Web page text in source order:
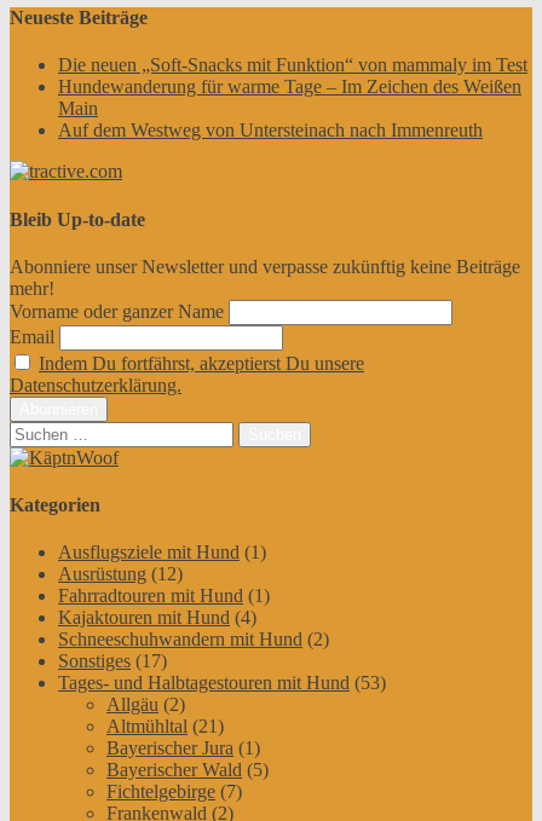
Neueste Beiträge
Die neuen „Soft-Snacks mit Funktion“ von mammaly im Test
Hundewanderung für warme Tage – Im Zeichen des Weißen
Main
Auf dem Westweg von Untersteinach nach Immenreuth
Bleib Up-to-date
Abonniere unser Newsletter und verpasse zukünftig keine Beiträge
mehr!
Vorname oder ganzer Name
Email
Indem Du fortfährst, akzeptierst Du unsere
Datenschutzerklärung.
Suchen
nach:
Kategorien
Ausflugsziele mit Hund (1)
Ausrüstung (12)
Fahrradtouren mit Hund (1)
Kajaktouren mit Hund (4)
Schneeschuhwandern mit Hund (2)
Sonstiges (17)
Tages- und Halbtagestouren mit Hund (53)
Allgäu (2)
Altmühltal (21)
Bayerischer Jura (1)
Bayerischer Wald (5)
Fichtelgebirge (7)
Frankenwald (2)